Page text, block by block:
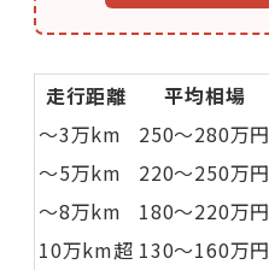
走行距離 平均相場
〜3万km
250〜280万円
〜5万km
220〜250万円
〜8万km
180〜220万円
10万km超 130〜160万円